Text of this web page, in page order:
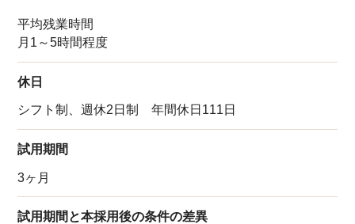
平均残業時間
月1～5時間程度
休日
シフト制、週休2日制 年間休日111日
試用期間
3ヶ月
試用期間と本採用後の条件の差異